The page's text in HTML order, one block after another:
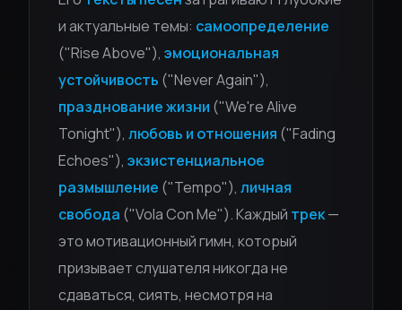
и актуальные темы: самоопределение
("Rise Above"), эмоциональная
устойчивость ("Never Again"),
празднование жизни ("We're Alive
Tonight"), любовь и отношения ("Fading
Echoes"), экзистенциальное
размышление ("Tempo"), личная
свобода ("Vola Con Me"). Каждый трек—
это мотивационный гимн, который
призывает слушателя никогда не
сдаваться, сиять, несмотря на